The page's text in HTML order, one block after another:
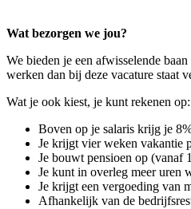
Wat bezorgen we jou?
We bieden je een afwisselende
werken dan bij deze vacature staat
Wat je ook kiest, je kunt rekenen op:
Boven op je salaris krijg je
Je krijgt vier weken vakantie
Je bouwt pensioen op (vanaf
Je kunt in overleg meer uren
Je krijgt een vergoeding van
Afhankelijk van de